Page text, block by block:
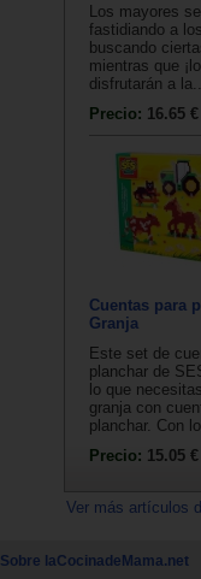
Los mayores
fastidiando a
buscando
mientras que
disfrutarán a
Precio: 16.65 €
Cuentas para
Granja
Este set de
planchar de
lo que
granja con
planchar. Con
Precio: 15.05 €
Ver más artículos
Sobre laCocinadeMama.net